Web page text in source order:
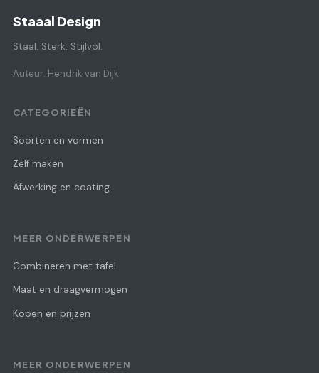
Staaal Design
Staal. Sterk. Stijlvol.
Auteur: Hendrik van Dijk
CATEGORIEËN
Soorten en vormen
Zelf maken
Afwerking en coating
MEER ONDERWERPEN
Combineren met tafel
Maat en draagvermogen
Kopen en prijzen
MEER ONDERWERPEN